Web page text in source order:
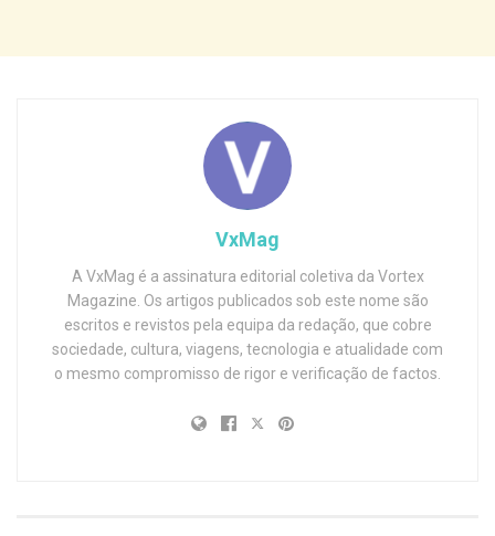
VxMag
A VxMag é a assinatura editorial coletiva da Vortex
Magazine. Os artigos publicados sob este nome são
escritos e revistos pela equipa da redação, que cobre
sociedade, cultura, viagens, tecnologia e atualidade com
o mesmo compromisso de rigor e verificação de factos.